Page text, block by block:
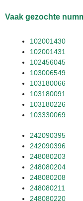
Vaak gezochte
102001430
102001431
102456045
103006549
103180066
103180091
103180226
103330069
242090395
242090396
248080203
248080204
248080208
248080211
248080220